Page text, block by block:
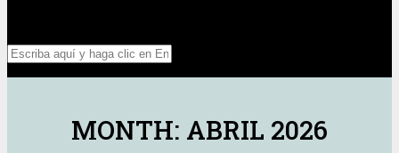
MONTH: ABRIL 2026